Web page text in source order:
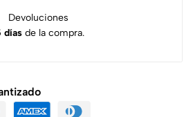
Devoluciones
días de la compra.